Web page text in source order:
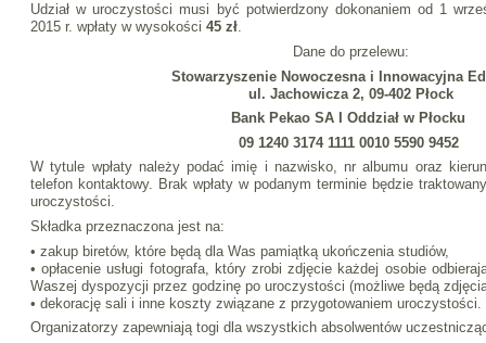
Udział w uroczystości musi być potwierdzony dokonaniem od 1
2015 r. wpłaty w wysokości 45 zł.
Dane do przelewu:
Stowarzyszenie Nowoczesna i Innowacyjna
ul. Jachowicza 2, 09-402 Płock
Bank Pekao SA I Oddział w Płocku
09 1240 3174 1111 0010 5590 9452
W tytule wpłaty należy podać imię i nazwisko, nr albumu oraz
telefon kontaktowy. Brak wpłaty w podanym terminie będzie
uroczystości.
Składka przeznaczona jest na:
• zakup biretów, które będą dla Was pamiątką ukończenia studiów,
• opłacenie usługi fotografa, który zrobi zdjęcie każdej osobie
Waszej dyspozycji przez godzinę po uroczystości (możliwe będą
• dekorację sali i inne koszty związane z przygotowaniem uroczystości.
Organizatorzy zapewniają togi dla wszystkich absolwentów